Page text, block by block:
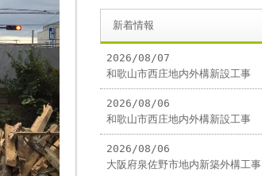
新着情報
2026/08/07
和歌山市西庄地内外構新設工事
2026/08/06
和歌山市西庄地内外構新設工事
2026/08/06
大阪府泉佐野市地内新築外構工事